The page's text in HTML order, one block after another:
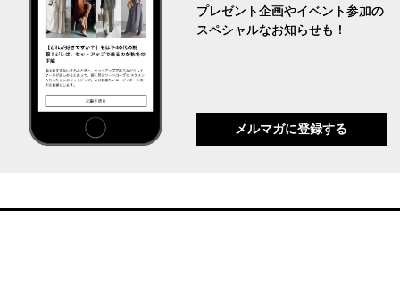
プレゼント企画やイベント参加の
スペシャルなお知らせも！
メルマガに登録する